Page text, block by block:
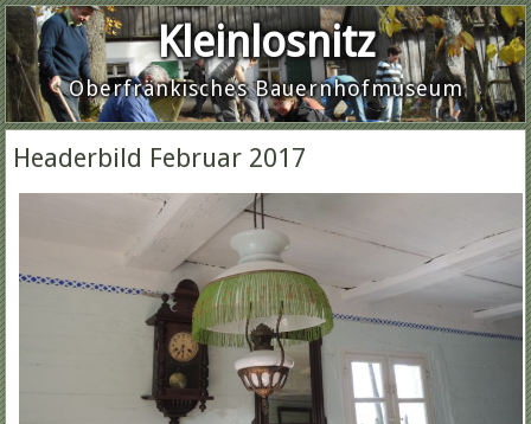
Kleinlosnitz
Oberfränkisches Bauernhofmuseum
Headerbild Februar 2017